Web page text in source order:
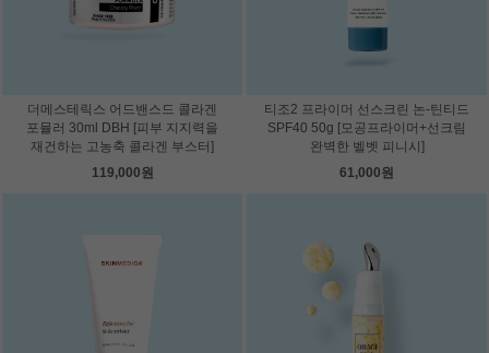
더메스테릭스 어드밴스드 콜라겐
포뮬러 30ml DBH [피부 지지력을
재건하는 고농축 콜라겐 부스터]
119,000원
티조2 프라이머 선스크린 논-틴티드
SPF40 50g [모공프라이머+선크림
완벽한 벨벳 피니시]
61,000원